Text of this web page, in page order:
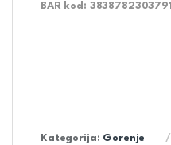
BAR kod: 3838782303791
Kategorija: Gorenje